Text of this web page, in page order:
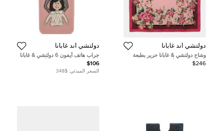
دولتشي أند غابانا
وشاح دولتشي & غابانا حرير بطبعة
زهور متعددة الألوان
$246
دولتشي أند غابانا
جراب هاتف أيفون 6 دولتشي & غابانا
مازر & دوتر جلد وردي للأم والابنة
$106
السعر المبدئي: $348